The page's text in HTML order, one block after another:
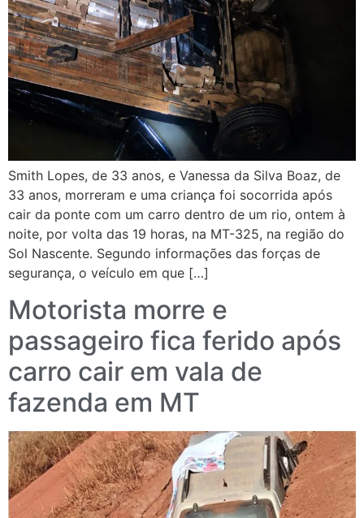
Smith Lopes, de 33 anos, e Vanessa da Silva Boaz, de
33 anos, morreram e uma criança foi socorrida após
cair da ponte com um carro dentro de um rio, ontem à
noite, por volta das 19 horas, na MT-325, na região do
Sol Nascente. Segundo informações das forças de
segurança, o veículo em que […]
Motorista morre e
passageiro fica ferido após
carro cair em vala de
fazenda em MT